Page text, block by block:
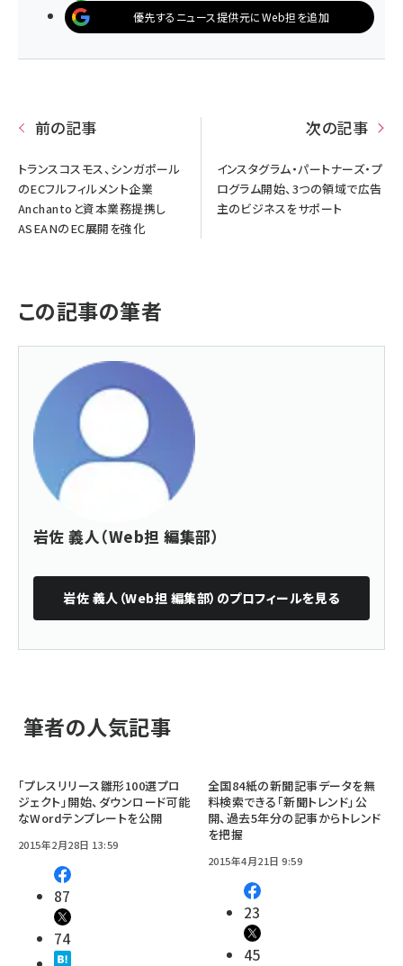
優先するニュース提供元にWeb担を追加
前の記事
トランスコスモス、シンガポール
のECフルフィルメント企業
Anchantoと資本業務提携し
ASEANのEC展開を強化
次の記事
インスタグラム・パートナーズ・プ
ログラム開始、3つの領域で広告
主のビジネスをサポート
この記事の筆者
岩佐 義人（Web担 編集部）
岩佐 義人（Web担 編集部） のプロフィールを見る
筆者の人気記事
「プレスリリース雛形100選プロ
ジェクト」開始、ダウンロード可能
なWordテンプレートを公開
2015年2月28日 13:59
87
74
全国84紙の新聞記事データを無
料検索できる「新聞トレンド」公
開、過去5年分の記事からトレンド
を把握
2015年4月21日 9:59
23
45